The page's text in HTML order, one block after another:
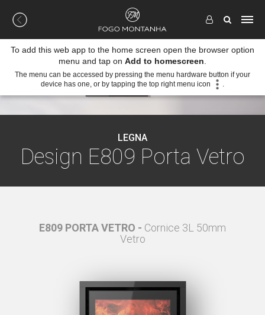
LEGNA
Design E809 Porta Vetro
E809 PORTA VETRO - Cornice 3L 50mm
Vetro
To add this web app to the home screen open the browser option
menu and tap on Add to homescreen
The menu can be accessed by pressing the menu hardware button if your
device has one, or by tapping the top right menu icon
.